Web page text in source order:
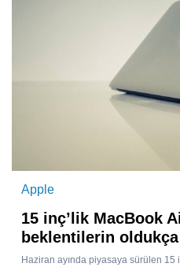
Apple
15 inç’lik MacBook
beklentilerin oldukça
Haziran ayında piyasaya sürülen 15